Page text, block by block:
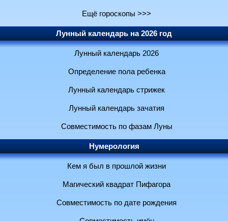
Ещё гороскопы >>>
Лунный календарь на 2026 год
Лунный календарь 2026
Определение пола ребенка
Лунный календарь стрижек
Лунный календарь зачатия
Совместимость по фазам Луны
Нумерология
Кем я был в прошлой жизни
Магический квадрат Пифагора
Совместимость по дате рождения